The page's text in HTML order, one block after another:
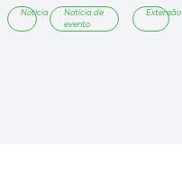
Notícia
Notícia de
evento
Extensão